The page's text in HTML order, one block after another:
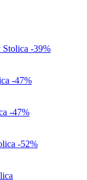
-39%
-47%
-47%
-52%